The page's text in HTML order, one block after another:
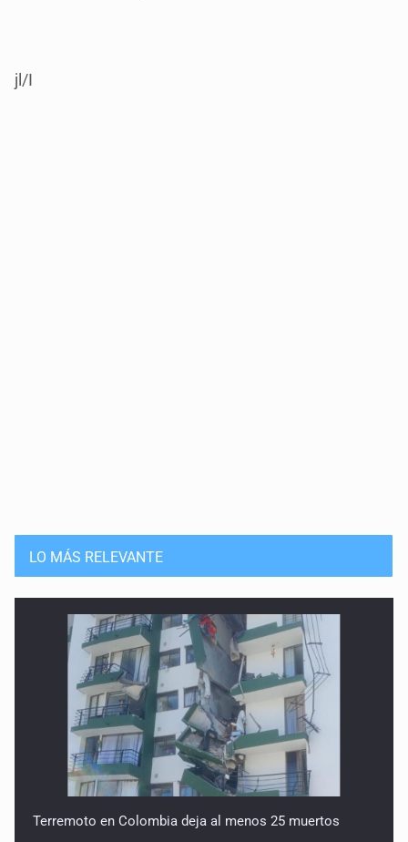
jl/I
LO MÁS RELEVANTE
Terremoto en Colombia deja al menos 25 muertos